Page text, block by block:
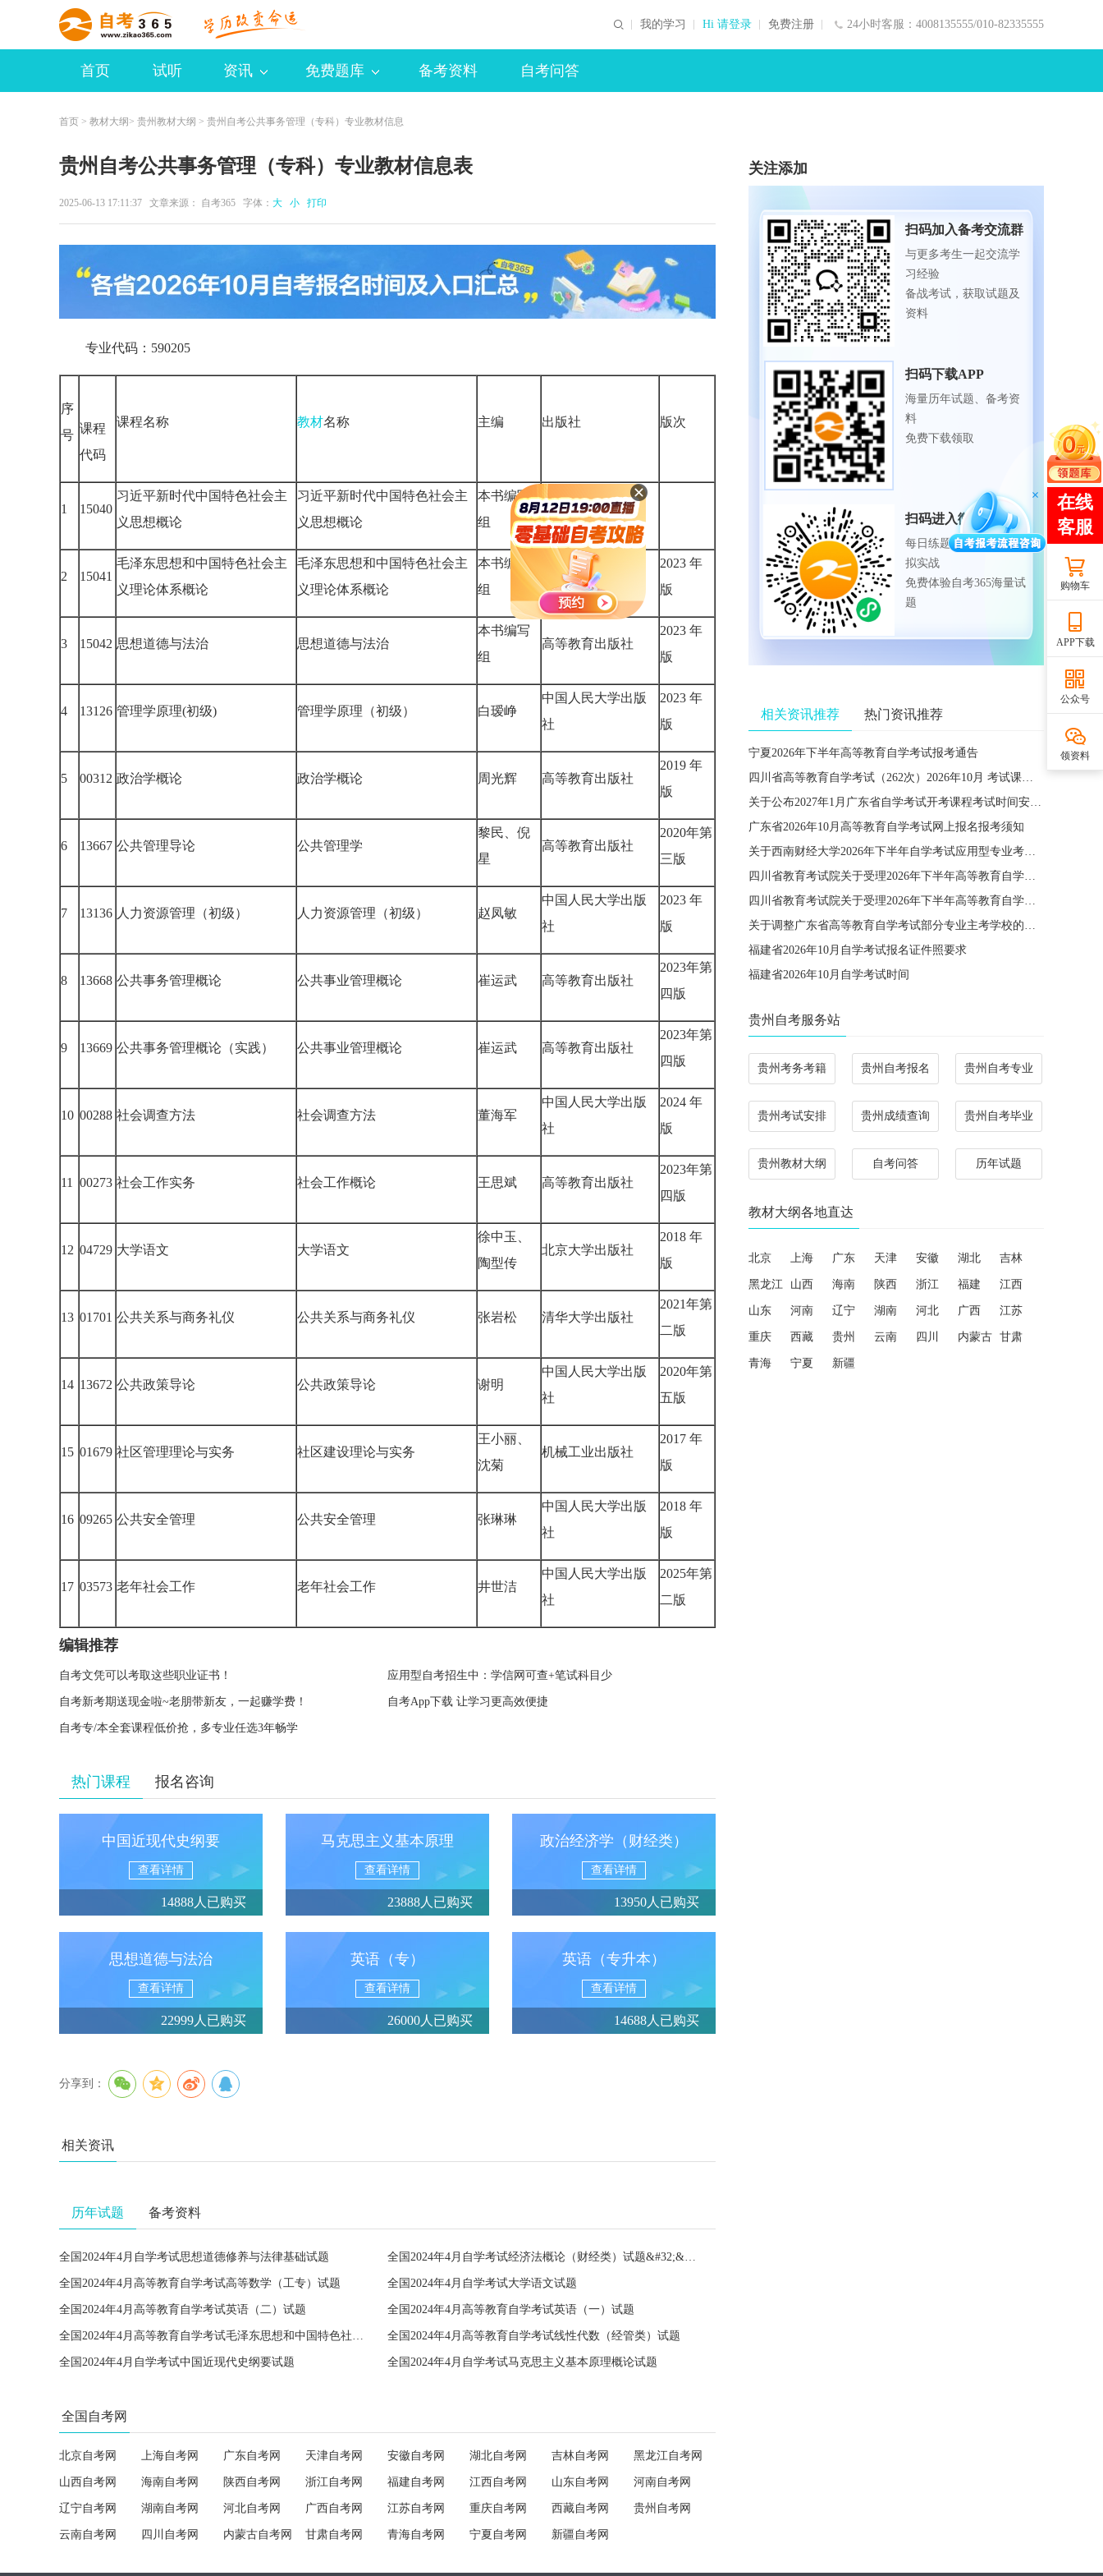
24小时客服：4008135555/010-82335555
我的学习 Hi 请登录 免费注册
首页 试听 资讯 免费题库 备考资料 自考问答
首页 > 教材大纲 > 贵州教材大纲 > 贵州自考公共事务管理（专科）专业教材信息
贵州自考公共事务管理（专科）专业教材信息表
2025-06-13 17:11:37 文章来源： 自考365 字体： 大 小 打印
专业代码：590205
序
号 课程
代码
课程名称 教材名称 主编 出版社 版次
1 15040
习近平新时代中国特色社会主
义思想概论
习近平新时代中国特色社会主
义思想概论
本书编写
组
高等教育出版社、
人民出版社
2 15041
毛泽东思想和中国特色社会主
义理论体系概论
毛泽东思想和中国特色社会主
义理论体系概论
本书编写
组
高等教育出版社
2023 年
版
3 15042 思想道德与法治 思想道德与法治
本书编写
组
高等教育出版社
2023 年
版
4 13126 管理学原理(初级) 管理学原理（初级） 白瑷峥
中国人民大学出版
社
2023 年
版
5 00312 政治学概论 政治学概论 周光辉 高等教育出版社
2019 年
版
6 13667 公共管理导论 公共管理学
黎民、倪
星
高等教育出版社
2020年第
三版
7 13136 人力资源管理（初级） 人力资源管理（初级） 赵凤敏
中国人民大学出版
社
2023 年
版
8 13668 公共事务管理概论 公共事业管理概论 崔运武 高等教育出版社
2023年第
四版
9 13669 公共事务管理概论（实践） 公共事业管理概论 崔运武 高等教育出版社
2023年第
四版
10 00288 社会调查方法 社会调查方法 董海军
中国人民大学出版
社
2024 年
版
11 00273 社会工作实务 社会工作概论 王思斌 高等教育出版社
2023年第
四版
12 04729 大学语文 大学语文
徐中玉、
陶型传
北京大学出版社
2018 年
版
13 01701 公共关系与商务礼仪 公共关系与商务礼仪 张岩松 清华大学出版社
2021年第
二版
14 13672 公共政策导论 公共政策导论 谢明
中国人民大学出版
社
2020年第
五版
15 01679 社区管理理论与实务 社区建设理论与实务
王小丽、
沈菊
机械工业出版社
2017 年
版
16 09265 公共安全管理 公共安全管理 张琳琳
中国人民大学出版
社
2018 年
版
17 03573 老年社会工作 老年社会工作 井世洁
中国人民大学出版
社
2025年第
二版
编辑推荐
自考文凭可以考取这些职业证书！ 应用型自考招生中：学信网可查+笔试科目少
自考新考期送现金啦~老朋带新友，一起赚学费！ 自考App下载 让学习更高效便捷
自考专/本全套课程低价抢，多专业任选3年畅学
热门课程 报名咨询
中国近现代史纲要
查看详情
14888人已购买
马克思主义基本原理
查看详情
23888人已购买
政治经济学（财经类）
查看详情
13950人已购买
思想道德与法治
查看详情
22999人已购买
英语（专）
查看详情
26000人已购买
英语（专升本）
查看详情
14688人已购买
分享到：
相关资讯
历年试题 备考资料
全国2024年4月自学考试思想道德修养与法律基础试题 全国2024年4月自学考试经济法概论（财经类）试题&#32;&#32;
全国2024年4月高等教育自学考试高等数学（工专）试题 全国2024年4月自学考试大学语文试题
全国2024年4月高等教育自学考试英语（二）试题 全国2024年4月高等教育自学考试英语（一）试题
全国2024年4月高等教育自学考试毛泽东思想和中国特色社会主义理论体系概论试题 全国2024年4月高等教育自学考试线性代数（经管类）试题
全国2024年4月自学考试中国近现代史纲要试题 全国2024年4月自学考试马克思主义基本原理概论试题
全国自考网
北京自考网 上海自考网 广东自考网 天津自考网 安徽自考网 湖北自考网 吉林自考网 黑龙江自考网
山西自考网 海南自考网 陕西自考网 浙江自考网 福建自考网 江西自考网 山东自考网 河南自考网
辽宁自考网 湖南自考网 河北自考网 广西自考网 江苏自考网 重庆自考网 西藏自考网 贵州自考网
云南自考网 四川自考网 内蒙古自考网 甘肃自考网 青海自考网 宁夏自考网 新疆自考网
关注添加
扫码加入备考交流群
与更多考生一起交流学
习经验
备战考试，获取试题及
资料
扫码下载APP
海量历年试题、备考资
料
免费下载领取
扫码进入微信小程序
每日练题巩固、考前模
拟实战
免费体验自考365海量试
题
相关资讯推荐 热门资讯推荐
宁夏2026年下半年高等教育自学考试报考通告
四川省高等教育自学考试（262次）2026年10月 考试课程简表
关于公布2027年1月广东省自学考试开考课程考试时间安排和使用教材的通知
广东省2026年10月高等教育自学考试网上报名报考须知
关于西南财经大学2026年下半年自学考试应用型专业考籍更改办理的通知
四川省教育考试院关于受理2026年下半年高等教育自学考试省际转考申请的通告
四川省教育考试院关于受理2026年下半年高等教育自学考试考籍更改申请的通告
关于调整广东省高等教育自学考试部分专业主考学校的通知
福建省2026年10月自学考试报名证件照要求
福建省2026年10月自学考试时间
贵州自考服务站
贵州考务考籍 贵州自考报名 贵州自考专业
贵州考试安排 贵州成绩查询 贵州自考毕业
贵州教材大纲 自考问答 历年试题
教材大纲各地直达
北京 上海 广东 天津 安徽 湖北 吉林
黑龙江 山西 海南 陕西 浙江 福建 江西
山东 河南 辽宁 湖南 河北 广西 江苏
重庆 西藏 贵州 云南 四川 内蒙古 甘肃
青海 宁夏 新疆
购物车
APP下载
公众号
领资料